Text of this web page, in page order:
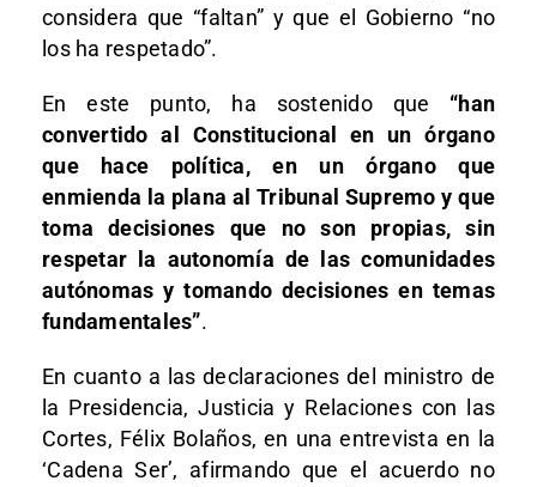
considera que “faltan” y que el Gobierno “no
los ha respetado”.
En este punto, ha sostenido que “han
convertido al Constitucional en un órgano
que hace política, en un órgano que
enmienda la plana al Tribunal Supremo y que
toma decisiones que no son propias, sin
respetar la autonomía de las comunidades
autónomas y tomando decisiones en temas
fundamentales”.
En cuanto a las declaraciones del ministro de
la Presidencia, Justicia y Relaciones con las
Cortes, Félix Bolaños, en una entrevista en la
‘Cadena Ser’, afirmando que el acuerdo no